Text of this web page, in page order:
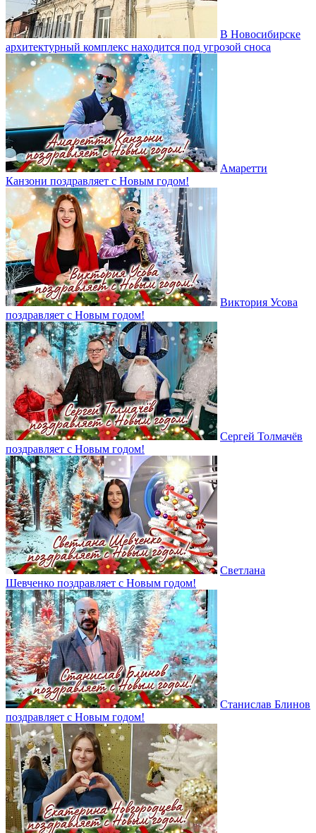
В Новосибирске
архитектурный комплекс находится под угрозой сноса
Амаретти
Канзони поздравляет с Новым годом!
Виктория Усова
поздравляет с Новым годом!
Сергей Толмачёв
поздравляет с Новым годом!
Светлана
Шевченко поздравляет с Новым годом!
Станислав Блинов
поздравляет с Новым годом!